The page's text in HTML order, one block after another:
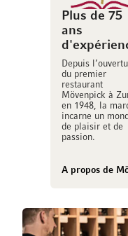
Plus de 75
ans
Depuis
du premier
restaurant
Mövenpick à
en 1948, la
incarne un
de plaisir et de
passion.
A propos de